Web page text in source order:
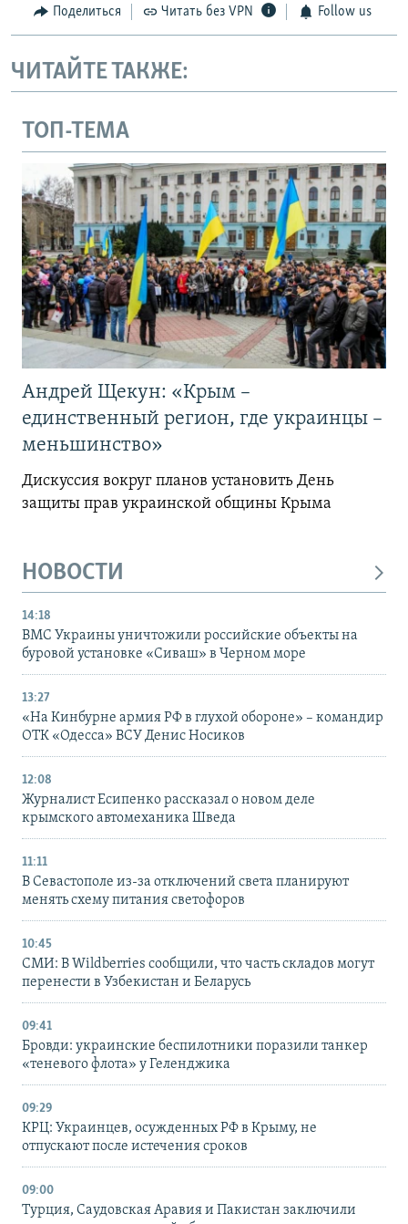
Поделиться Читать без VPN Follow us
ЧИТАЙТЕ ТАКЖЕ:
ТОП-ТЕМА
Андрей Щекун: «Крым –
единственный регион, где украинцы –
меньшинство»
Дискуссия вокруг планов установить День
защиты прав украинской общины Крыма
НОВОСТИ
14:18
ВМС Украины уничтожили российские объекты на
буровой установке «Сиваш» в Черном море
13:27
«На Кинбурне армия РФ в глухой обороне» – командир
ОТК «Одесса» ВСУ Денис Носиков
12:08
Журналист Есипенко рассказал о новом деле
крымского автомеханика Шведа
11:11
В Севастополе из-за отключений света планируют
менять схему питания светофоров
10:45
СМИ: В Wildberries сообщили, что часть складов могут
перенести в Узбекистан и Беларусь
09:41
Бровди: украинские беспилотники поразили танкер
«теневого флота» у Геленджика
09:29
КРЦ: Украинцев, осужденных РФ в Крыму, не
отпускают после истечения сроков
09:00
Турция, Саудовская Аравия и Пакистан заключили